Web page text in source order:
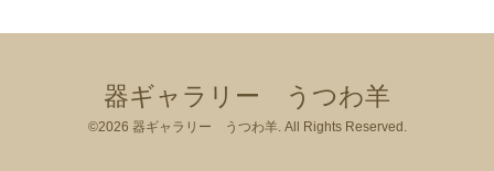
器ギャラリー うつわ羊
©2026 器ギャラリー うつわ羊. All Rights Reserved.